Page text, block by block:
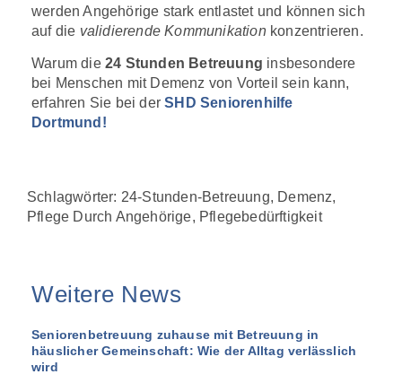
werden Angehörige stark entlastet und können sich
auf die validierende Kommunikation konzentrieren.
Warum die 24 Stunden Betreuung insbesondere
bei Menschen mit Demenz von Vorteil sein kann,
erfahren Sie bei derSHD Seniorenhilfe
Dortmund!
Schlagwörter: 24-Stunden-Betreuung, Demenz,
Pflege Durch Angehörige, Pflegebedürftigkeit
Weitere News
Seniorenbetreuung zuhause mit Betreuung in
häuslicher Gemeinschaft: Wie der Alltag verlässlich
wird